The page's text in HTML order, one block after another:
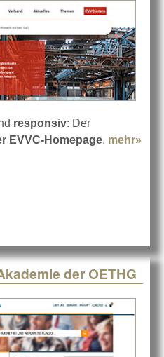
responsiv: Der
EVVC-Homepage. mehr»
der OETHG